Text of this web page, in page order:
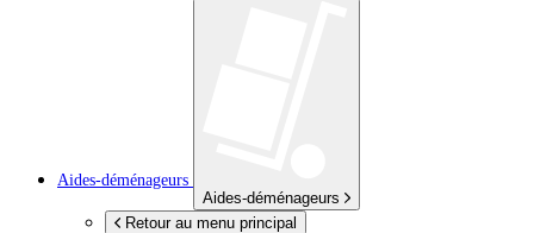
Aides-déménageurs
Aides-déménageurs
Retour au menu principal